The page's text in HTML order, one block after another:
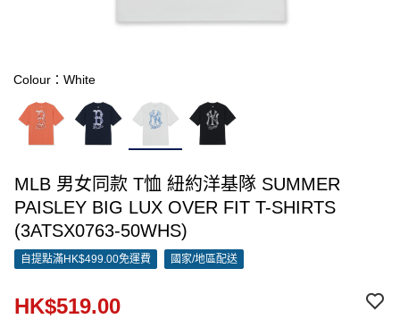
Colour：White
MLB 男女同款 T恤 紐約洋基隊 SUMMER
PAISLEY BIG LUX OVER FIT T-SHIRTS
(3ATSX0763-50WHS)
自提點滿HK$499.00免運費 國家/地區配送
HK$519.00